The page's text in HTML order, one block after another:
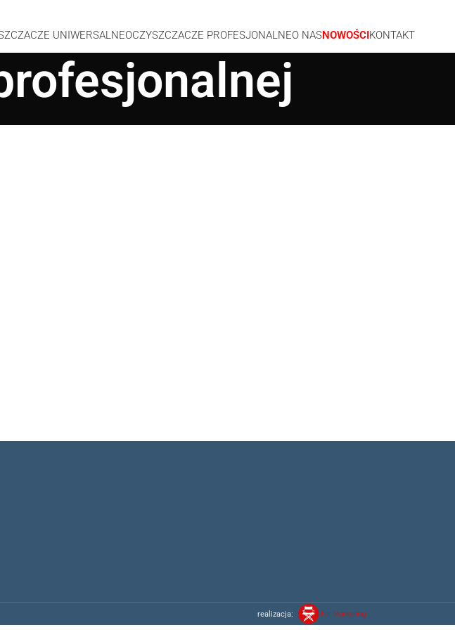
UNIWERSALNEOCZYSZCZACZE PROFESJONALNEO NASNOWOŚCIKONTAKT
realizacja: